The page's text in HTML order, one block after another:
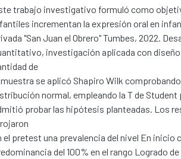
trabajo investigativo formuló como
incrementan la expresión oral en
"San Juan el Obrero" Tumbes, 2022.
investigación aplicada con
de
se aplicó Shapiro Wilk
normal, empleando la T de
probar las hipótesis planteadas. Los
el pretest una prevalencia del nivel En inicio
del 100% en el rango Logrado